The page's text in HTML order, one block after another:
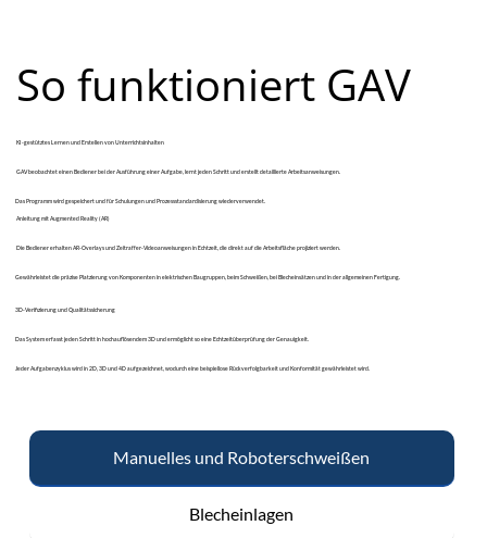
So funktioniert GAV
KI-gestütztes Lernen und Erstellen von Unterrichtsinhalten
GAV beobachtet einen Bediener bei der Ausführung einer Aufgabe, lernt jeden Schritt und erstellt detaillierte Arbeitsanweisungen.
Das Programm wird gespeichert und für Schulungen und Prozessstandardisierung wiederverwendet.
Anleitung mit Augmented Reality (AR)
Die Bediener erhalten AR-Overlays und Zeitraffer-Videoanweisungen in Echtzeit, die direkt auf die Arbeitsfläche projiziert werden.
Gewährleistet die präzise Platzierung von Komponenten in elektrischen Baugruppen, beim Schweißen, bei Blecheinsätzen und in der allgemeinen Fertigung.
3D-Verifizierung und Qualitätssicherung
Das System erfasst jeden Schritt in hochauflösendem 3D und ermöglicht so eine Echtzeitüberprüfung der Genauigkeit.
Jeder Aufgabenzyklus wird in 2D, 3D und 4D aufgezeichnet, wodurch eine beispiellose Rückverfolgbarkeit und Konformität gewährleistet wird.
Manuelles und Roboterschweißen
Blecheinlagen